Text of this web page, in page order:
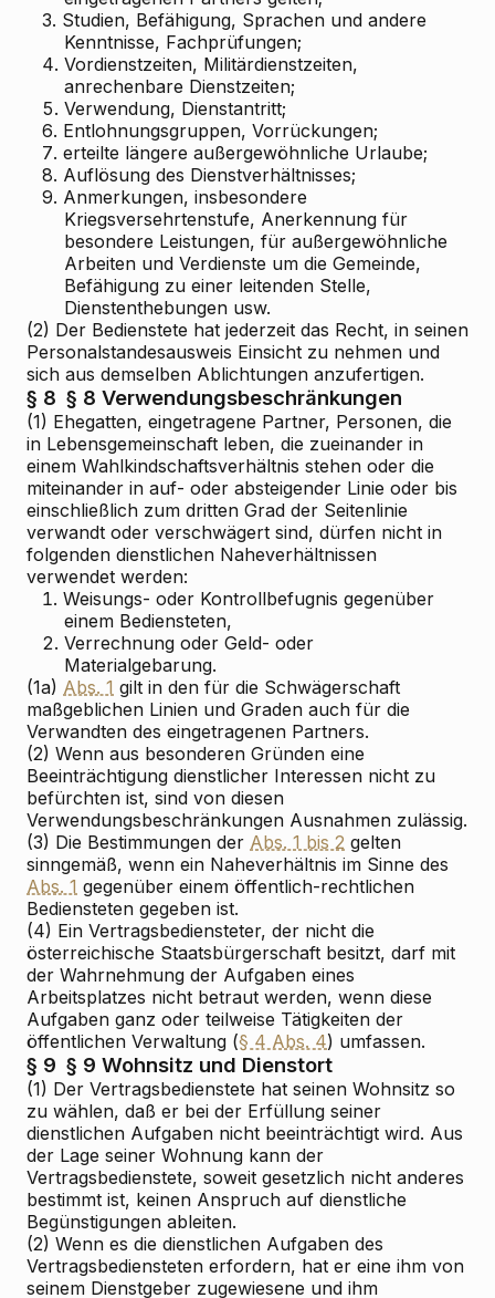
3. Studien, Befähigung, Sprachen und andere
Kenntnisse, Fachprüfungen;
4. Vordienstzeiten, Militärdienstzeiten,
anrechenbare Dienstzeiten;
5. Verwendung, Dienstantritt;
6. Entlohnungsgruppen, Vorrückungen;
7. erteilte längere außergewöhnliche Urlaube;
8. Auflösung des Dienstverhältnisses;
9. Anmerkungen, insbesondere
Kriegsversehrtenstufe, Anerkennung für
besondere Leistungen, für außergewöhnliche
Arbeiten und Verdienste um die Gemeinde,
Befähigung zu einer leitenden Stelle,
Dienstenthebungen usw.
(2) Der Bedienstete hat jederzeit das Recht, in seinen
Personalstandesausweis Einsicht zu nehmen und
sich aus demselben Ablichtungen anzufertigen.
§ 8 § 8 Verwendungsbeschränkungen
(1) Ehegatten, eingetragene Partner, Personen, die
in Lebensgemeinschaft leben, die zueinander in
einem Wahlkindschaftsverhältnis stehen oder die
miteinander in auf- oder absteigender Linie oder bis
einschließlich zum dritten Grad der Seitenlinie
verwandt oder verschwägert sind, dürfen nicht in
folgenden dienstlichen Naheverhältnissen
verwendet werden:
1. Weisungs- oder Kontrollbefugnis gegenüber
einem Bediensteten,
2. Verrechnung oder Geld- oder
Materialgebarung.
(1a) Abs. 1 gilt in den für die Schwägerschaft
maßgeblichen Linien und Graden auch für die
Verwandten des eingetragenen Partners.
(2) Wenn aus besonderen Gründen eine
Beeinträchtigung dienstlicher Interessen nicht zu
befürchten ist, sind von diesen
Verwendungsbeschränkungen Ausnahmen zulässig.
(3) Die Bestimmungen der Abs. 1 bis 2 gelten
sinngemäß, wenn ein Naheverhältnis im Sinne des
Abs. 1 gegenüber einem öffentlich-rechtlichen
Bediensteten gegeben ist.
(4) Ein Vertragsbediensteter, der nicht die
österreichische Staatsbürgerschaft besitzt, darf mit
der Wahrnehmung der Aufgaben eines
Arbeitsplatzes nicht betraut werden, wenn diese
Aufgaben ganz oder teilweise Tätigkeiten der
öffentlichen Verwaltung (§ 4 Abs. 4) umfassen.
§ 9 § 9 Wohnsitz und Dienstort
(1) Der Vertragsbedienstete hat seinen Wohnsitz so
zu wählen, daß er bei der Erfüllung seiner
dienstlichen Aufgaben nicht beeinträchtigt wird. Aus
der Lage seiner Wohnung kann der
Vertragsbedienstete, soweit gesetzlich nicht anderes
bestimmt ist, keinen Anspruch auf dienstliche
Begünstigungen ableiten.
(2) Wenn es die dienstlichen Aufgaben des
Vertragsbediensteten erfordern, hat er eine ihm von
seinem Dienstgeber zugewiesene und ihm